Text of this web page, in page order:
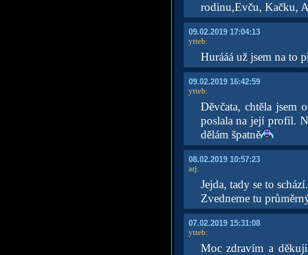
rodinu,Evču, Kačku,
09.02.2019 17:04:13
ytteb:
Hurááá už jsem na to
09.02.2019 16:42:59
ytteb:
Děvčata, chtěla jsem
poslala na její profil.
dělám špatně
08.02.2019 10:57:23
arj:
Jejda, tady se to
Zvedneme tu
07.02.2019 15:31:08
ytteb:
Moc zdravím a